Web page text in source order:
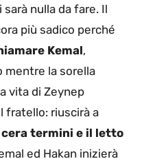
nulla da fare. Il
più sadico perché
Kemal,
mentre la sorella
vita di Zeynep
fratello: riuscirà a
cera termini e il letto
ed Hakan inizierà